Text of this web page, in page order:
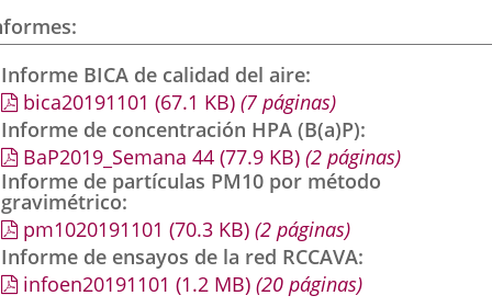
externa.externa.
Informe BICA de calidad del aire
bica20191101 (67.1 KB) (7 páginas)
Informe de concentración HPA (B(a)P)
BaP2019_Semana 44 (77.9 KB) (2 páginas)
Informe de partículas PM10 por método
gravimétrico
pm1020191101 (70.3 KB) (2 páginas)
Informe de ensayos de la red RCCAVA
infoen20191101 (1.2 MB) (20 páginas)